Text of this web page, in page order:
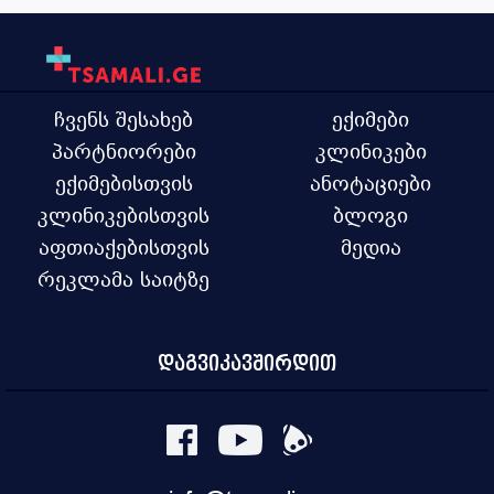
ჩვენს შესახებ
პარტნიორები
ექიმებისთვის
კლინიკებისთვის
აფთიაქებისთვის
რეკლამა საიტზე
ექიმები
კლინიკები
ანოტაციები
ბლოგი
მედია
დაგვიკავშირდით